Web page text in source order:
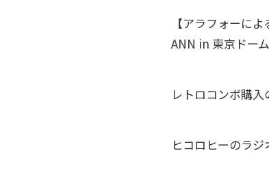
【アラフォーに
ANN in 東京ドーム
レトロコンボ購入
ヒコロヒーのラジ